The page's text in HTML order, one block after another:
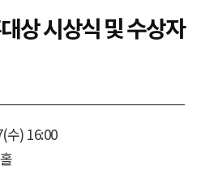
상 시상식 및 수상자
수) 16:00